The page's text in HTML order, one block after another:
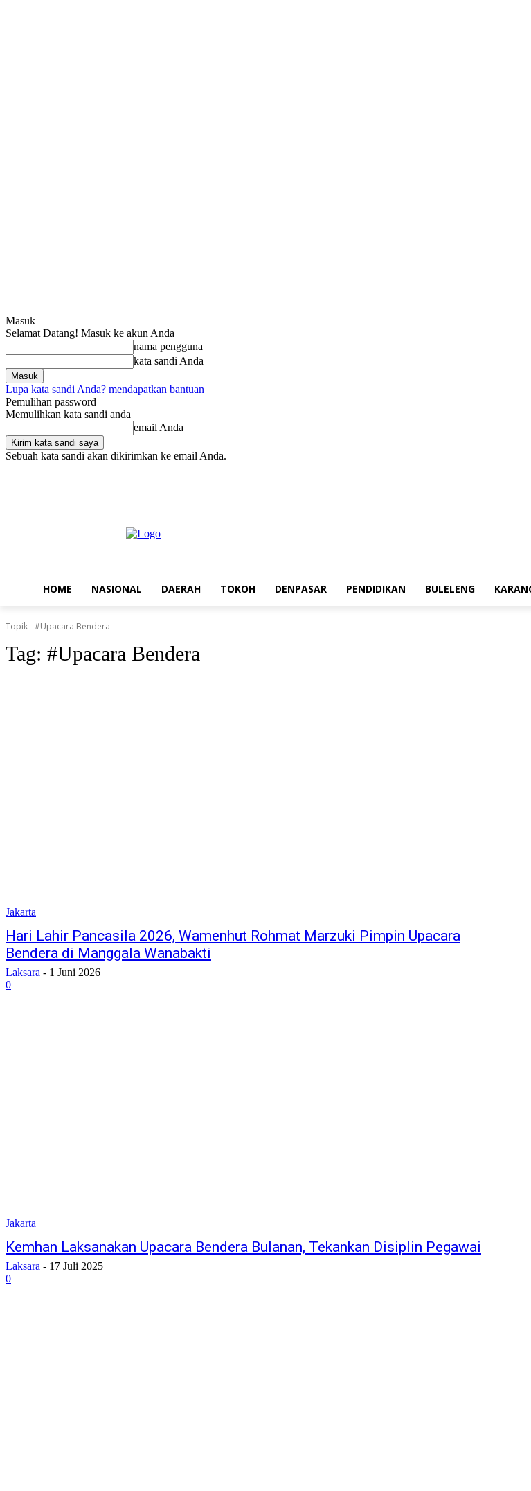
Masuk
Selamat Datang! Masuk ke akun Anda
nama pengguna
kata sandi Anda
Lupa kata sandi Anda? mendapatkan bantuan
Pemulihan password
Memulihkan kata sandi anda
email Anda
Sebuah kata sandi akan dikirimkan ke email Anda.
HOME NASIONAL DAERAH TOKOH DENPASAR PENDIDIKAN BULELENG
Topik #Upacara Bendera
Tag: #Upacara Bendera
Jakarta
Hari Lahir Pancasila 2026, Wamenhut Rohmat Marzuki Pimpin Upacara
Bendera di Manggala Wanabakti
Laksara - 1 Juni 2026
0
Jakarta
Kemhan Laksanakan Upacara Bendera Bulanan, Tekankan Disiplin Pegawai
Laksara - 17 Juli 2025
0